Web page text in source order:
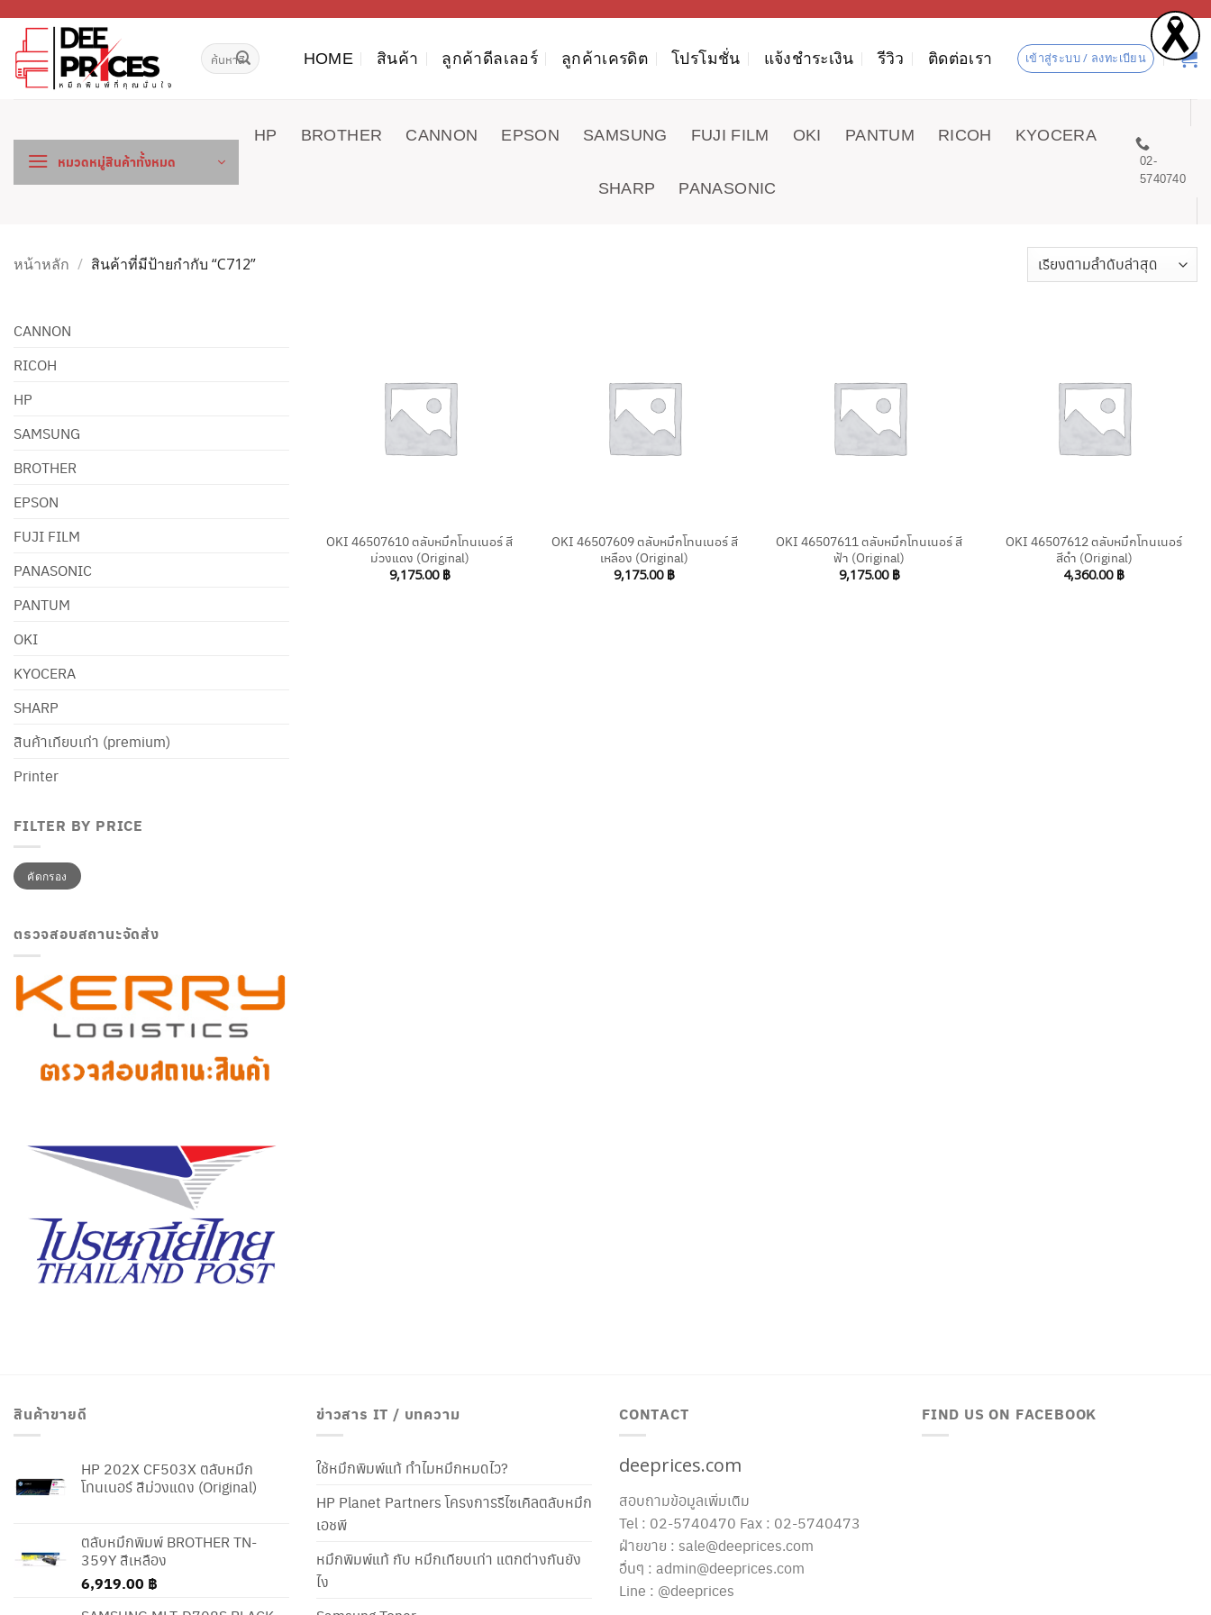
เนื้อหา
ค้นหา: HOME สินค้า ลูกค้าดีลเลอร์ ลูกค้าเครดิต โปรโมชั่น แจ้งชำระเงิน รีวิว ติดต่อเรา เข้าสู่ระบบ / ลงทะเบียน
หมวดหมู่สินค้าทั้งหมด
HP BROTHER CANNON EPSON SAMSUNG FUJI FILM OKI PANTUM RICOH KYOCERA
SHARP PANASONIC
02-
5740740
หน้าหลัก / สินค้าที่มีป้ายกำกับ “C712”
CANNON
RICOH
HP
SAMSUNG
BROTHER
EPSON
FUJI FILM
PANASONIC
PANTUM
OKI
KYOCERA
SHARP
สินค้าเทียบเท่า (premium)
Printer
FILTER BY PRICE
ราคา
ต่ำ
สุด
ราคา
สูงสุดคัดกรอง
ตรวจสอบสถานะจัดส่ง
OKI 46507610 ตลับหมึกโทนเนอร์ สี
ม่วงแดง (Original)
9,175.00 ฿
OKI 46507609 ตลับหมึกโทนเนอร์ สี
เหลือง (Original)
9,175.00 ฿
OKI 46507611 ตลับหมึกโทนเนอร์ สี
ฟ้า (Original)
9,175.00 ฿
OKI 46507612 ตลับหมึกโทนเนอร์
สีดำ (Original)
4,360.00 ฿
สินค้าขายดี
HP 202X CF503X ตลับหมึก
โทนเนอร์ สีม่วงแดง (Original)
ตลับหมึกพิมพ์ BROTHER TN-
359Y สีเหลือง
6,919.00 ฿
ข่าวสาร IT / บทความ
ใช้หมึกพิมพ์แท้ ทำไมหมึกหมดไว?
HP Planet Partners โครงการรีไซเคิลตลับหมึก
เอชพี
หมึกพิมพ์แท้ กับ หมึกเทียบเท่า แตกต่างกันยัง
ไง
CONTACT
deeprices.com
สอบถามข้อมูลเพิ่มเติม
Tel : 02-5740470 Fax : 02-5740473
ฝ่ายขาย : sale@deeprices.com
อื่นๆ : admin@deeprices.com
Line : @deeprices
FIND US ON FACEBOOK